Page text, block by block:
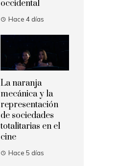
occidental
Hace 4 días
La naranja
mecánica y la
representación
de sociedades
totalitarias en el
cine
Hace 5 días